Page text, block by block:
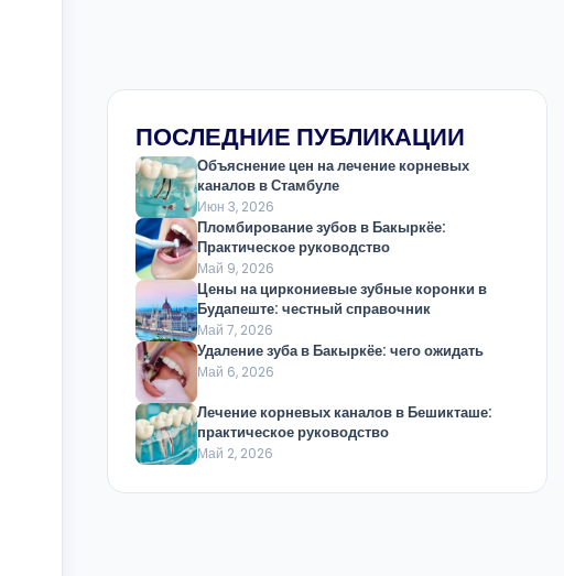
ПОСЛЕДНИЕ ПУБЛИКАЦИИ
Объяснение цен на лечение корневых
каналов в Стамбуле
Июн 3, 2026
Пломбирование зубов в Бакыркёе:
Практическое руководство
Май 9, 2026
Цены на циркониевые зубные коронки в
Будапеште: честный справочник
Май 7, 2026
Удаление зуба в Бакыркёе: чего ожидать
Май 6, 2026
Лечение корневых каналов в Бешикташе:
практическое руководство
Май 2, 2026